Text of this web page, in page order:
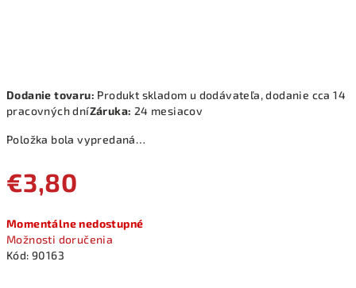
Dodanie tovaru: Produkt skladom u dodávateľa, dodanie cca 14
pracovných dníZáruka: 24 mesiacov
Položka bola vypredaná…
€3,80
cena:
Momentálne nedostupné
Možnosti doručenia
Kód: 90163